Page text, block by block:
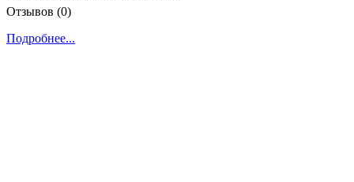
Отзывов (0)
Подробнее...